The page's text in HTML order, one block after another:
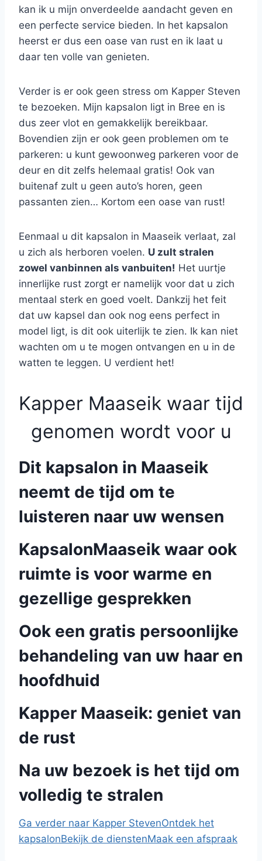
kan ik u mijn onverdeelde aandacht geven en
een perfecte service bieden. In het kapsalon
heerst er dus een oase van rust en ik laat u
daar ten volle van genieten.
Verder is er ook geen stress om Kapper Steven
te bezoeken. Mijn kapsalon ligt in Bree en is
dus zeer vlot en gemakkelijk bereikbaar.
Bovendien zijn er ook geen problemen om te
parkeren: u kunt gewoonweg parkeren voor de
deur en dit zelfs helemaal gratis! Ook van
buitenaf zult u geen auto’s horen, geen
passanten zien… Kortom een oase van rust!
Eenmaal u dit kapsalon in Maaseik verlaat, zal
u zich als herboren voelen. U zult stralen
zowel vanbinnen als vanbuiten! Het uurtje
innerlijke rust zorgt er namelijk voor dat u zich
mentaal sterk en goed voelt. Dankzij het feit
dat uw kapsel dan ook nog eens perfect in
model ligt, is dit ook uiterlijk te zien. Ik kan niet
wachten om u te mogen ontvangen en u in de
watten te leggen. U verdient het!
Kapper Maaseik waar tijd
genomen wordt voor u
Dit kapsalon in Maaseik
neemt de tijd om te
luisteren naar uw wensen
KapsalonMaaseik waar ook
ruimte is voor warme en
gezellige gesprekken
Ook een gratis persoonlijke
behandeling van uw haar en
hoofdhuid
Kapper Maaseik: geniet van
de rust
Na uw bezoek is het tijd om
volledig te stralen
Ga verder naar Kapper StevenOntdek het
kapsalonBekijk de dienstenMaak een afspraak